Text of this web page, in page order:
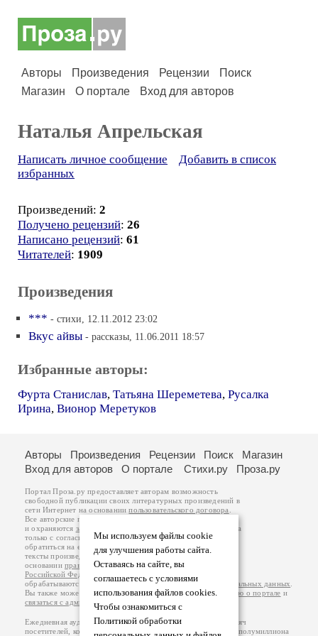
Авторы Произведения Рецензии
Поиск
Магазин
О портале Вход для авторов
Наталья Апрельская
Написать личное сообщение
Добавить в список
избранных
Произведений: 2
Получено рецензий: 26
Написано рецензий: 61
Читателей: 1909
Произведения
*** - стихи, 12.11.2012 23:02
Вкус айвы - рассказы, 11.06.2011 18:57
Избранные авторы:
Фурта Станислав, Татьяна Шереметева, Русалка
Ирина, Вионор Меретуков
Мы используем файлы cookie
для улучшения работы сайта.
Оставаясь на сайте, вы
соглашаетесь с условиями
использования файлов cookies.
Чтобы ознакомиться с
Политикой обработки
Авторы Произведения Рецензии Поиск
Магазин
Вход для авторов
О портале Стихи.ру Проза.ру
Портал Проза.ру предоставляет авторам возможность
свободной публикации своих литературных произведений в
сети Интернет на основаниипользовательского договора
Все авторские права на произведения принадлежат авторам
и охраняются законом
. Перепечатка произведений возможна
только с согласия его автора, к которому вы можете
обратиться на его авторской странице. Ответственность за
тексты произведений авторы несут самостоятельно на
основанииправил публикацииизаконодательства
Российской Федерации
обрабатываются на основанииПолитики обработки персональных данных
Вы также можете посмотреть более подробнуюинформацию о портале и
связаться с администрацией
Ежедневная аудитория портала Проза.ру – порядка 100 тысяч
посетителей, которые в общей сумме просматривают более полумиллиона